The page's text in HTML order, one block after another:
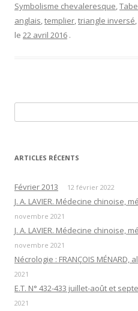
Symbolisme chevaleresque,
anglais,templier,triangle inversé,
le 22 avril 2016 .
ARTICLES RÉCENTS
Février 2013 12 février 2022
J. A. LAVIER. Médecine chinoise,
novembre 2021
J. A. LAVIER. Médecine chinoise,
novembre 2021
Nécrologie : FRANÇOIS MÉNARD,
2021
E.T. N° 432-433 juillet-août et
2021